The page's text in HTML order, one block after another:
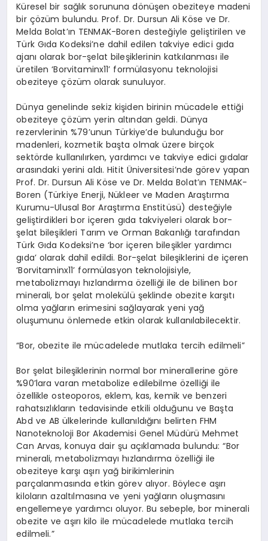
Küresel bir sağlık sorununa dönüşen obeziteye madeni
bir çözüm bulundu. Prof. Dr. Dursun Ali Köse ve Dr.
Melda Bolat’ın TENMAK-Boren desteğiyle geliştirilen ve
Türk Gıda Kodeksi’ne dahil edilen takviye edici gıda
ajanı olarak bor-şelat bileşiklerinin katkılanması ile
üretilen ‘Borvitaminx11’ formülasyonu teknolojisi
obeziteye çözüm olarak sunuluyor.
Dünya genelinde sekiz kişiden birinin mücadele ettiği
obeziteye çözüm yerin altından geldi. Dünya
rezervlerinin %79’unun Türkiye’de bulunduğu bor
madenleri, kozmetik başta olmak üzere birçok
sektörde kullanılırken, yardımcı ve takviye edici gıdalar
arasındaki yerini aldı. Hitit Üniversitesi’nde görev yapan
Prof. Dr. Dursun Ali Köse ve Dr. Melda Bolat’ın TENMAK-
Boren (Türkiye Enerji, Nükleer ve Maden Araştırma
Kurumu-Ulusal Bor Araştırma Enstitüsü) desteğiyle
geliştirdikleri bor içeren gıda takviyeleri olarak bor-
şelat bileşikleri Tarım ve Orman Bakanlığı tarafından
Türk Gıda Kodeksi’ne ‘bor içeren bileşikler yardımcı
gıda’ olarak dahil edildi. Bor-şelat bileşiklerini de içeren
‘Borvitaminx11’ formülasyon teknolojisiyle,
metabolizmayı hızlandırma özelliği ile de bilinen bor
minerali, bor şelat molekülü şeklinde obezite karşıtı
olma yağların erimesini sağlayarak yeni yağ
oluşumunu önlemede etkin olarak kullanılabilecektir.
“Bor, obezite ile mücadelede mutlaka tercih edilmeli”
Bor şelat bileşiklerinin normal bor minerallerine göre
%90’lara varan metabolize edilebilme özelliği ile
özellikle osteoporos, eklem, kas, kemik ve benzeri
rahatsızlıkların tedavisinde etkili olduğunu ve Başta
Abd ve AB ülkelerinde kullanıldığını belirten FHM
Nanoteknoloji Bor Akademisi Genel Müdürü Mehmet
Can Arvas, konuya dair şu açıklamada bulundu: “Bor
minerali, metabolizmayı hızlandırma özelliği ile
obeziteye karşı aşırı yağ birikimlerinin
parçalanmasında etkin görev alıyor. Böylece aşırı
kiloların azaltılmasına ve yeni yağların oluşmasını
engellemeye yardımcı oluyor. Bu sebeple, bor minerali
obezite ve aşırı kilo ile mücadelede mutlaka tercih
edilmeli.”